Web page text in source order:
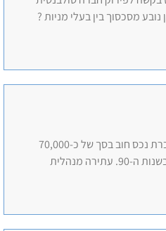
מסכסוך בין בעלי מניות ?
מועצת תל מונד השיתה על מוכרת נכס חוב בסך של כ-70,000
מנהלית